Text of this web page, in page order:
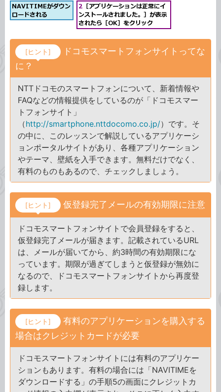
[ヒント]
ドコモスマートフォンサイトってな
に？
NTTドコモのスマートフォンについて、新着情報や
FAQなどの情報提供をしているのが「ドコモスマー
トフォンサイト」
（http://smartphone.nttdocomo.co.jp/）です。そ
の中に、このレッスンで解説しているアプリケーシ
ョンポータルサイトがあり、各種アプリケーション
やテーマ、壁紙を入手できます。無料だけでなく、
有料のものもあるので、チェックしましょう。
[ヒント] 仮登録完了メールの有効期限に注意
ドコモスマートフォンサイトで会員登録をすると、
仮登録完了メールが届きます。記載されているURL
は、メールが届いてから、約3時間の有効期限にな
っています。期限が過ぎてしまうと仮登録が無効に
なるので、ドコモスマートフォンサイトから再度登
録します。
[ヒント]
有料のアプリケーションを購入する
場合はクレジットカードが必要
ドコモスマートフォンサイトには有料のアプリケー
ションもあります。有料の場合には「NAVITIMEを
ダウンロードする」の手順5の画面にクレジットカ